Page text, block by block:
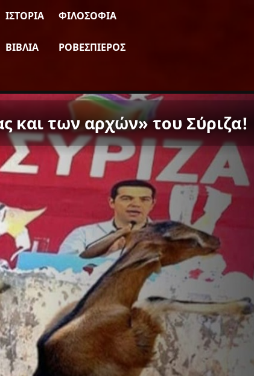
ΙΣΤΟΡΊΑ ΦΙΛΟΣΟΦΊΑ
ΒΙΒΛΊΑ ΡΟΒΕΣΠΙΈΡΟΣ
και των αρχών» του Σύριζα!